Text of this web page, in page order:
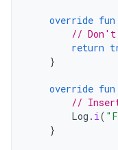
override fun
// Don't
return
}
override fun
//
Log . i(
}